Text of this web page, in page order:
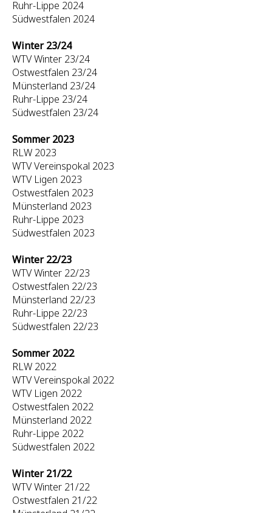
Ruhr-Lippe 2024
Südwestfalen 2024
Winter 23/24
WTV Winter 23/24
Ostwestfalen 23/24
Münsterland 23/24
Ruhr-Lippe 23/24
Südwestfalen 23/24
Sommer 2023
RLW 2023
WTV Vereinspokal 2023
WTV Ligen 2023
Ostwestfalen 2023
Münsterland 2023
Ruhr-Lippe 2023
Südwestfalen 2023
Winter 22/23
WTV Winter 22/23
Ostwestfalen 22/23
Münsterland 22/23
Ruhr-Lippe 22/23
Südwestfalen 22/23
Sommer 2022
RLW 2022
WTV Vereinspokal 2022
WTV Ligen 2022
Ostwestfalen 2022
Münsterland 2022
Ruhr-Lippe 2022
Südwestfalen 2022
Winter 21/22
WTV Winter 21/22
Ostwestfalen 21/22